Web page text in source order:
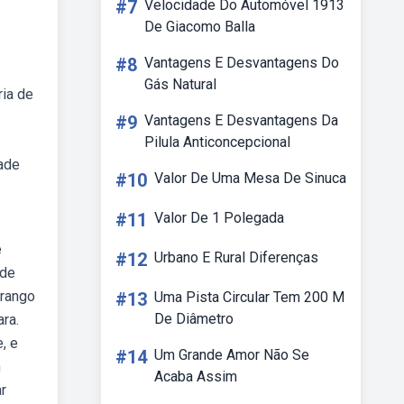
de
e
#7 Velocidade Do Automóvel 1913
De Giacomo Balla
#8 Vantagens E Desvantagens Do
Gás Natural
#9 Vantagens E Desvantagens Da
Pilula Anticoncepcional
#10 Valor De Uma Mesa De Sinuca
#11 Valor De 1 Polegada
#12 Urbano E Rural Diferenças
#13 Uma Pista Circular Tem 200 M
De Diâmetro
#14 Um Grande Amor Não Se
Acaba Assim